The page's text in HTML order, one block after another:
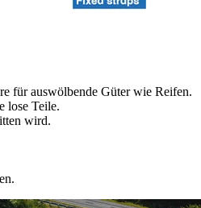
für auswölbende Güter wie Reifen.
lose Teile.
wird.